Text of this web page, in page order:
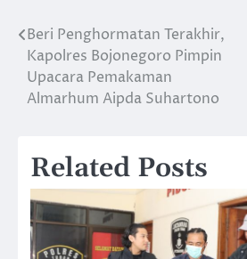
Navigasi
pos
Beri Penghormatan Terakhir,
Kapolres Bojonegoro Pimpin
Upacara Pemakaman
Almarhum Aipda Suhartono
Related Posts